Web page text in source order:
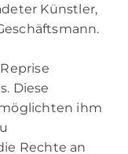
Künstler,
Diese
ihm
Rechte an